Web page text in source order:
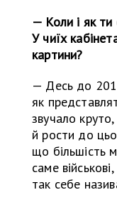
— Коли і як
У чиїх
картини?
— Десь до
як
звучало
й рости до
що більшість
саме
так себе